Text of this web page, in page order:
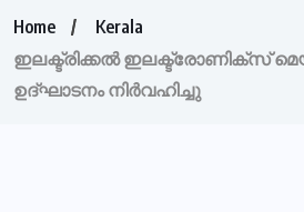
Home
Kerala
ഇലക്ട്രിക്കൽ ഇലക്ട്രോണിക്സ്
ഉദ്ഘാടനം നിർവഹിച്ചു